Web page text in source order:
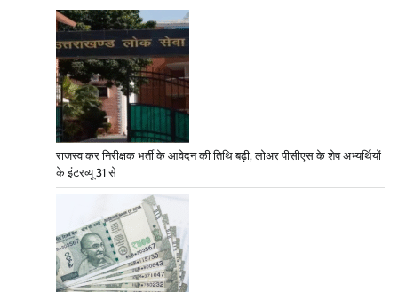
राजस्व कर निरीक्षक भर्ती के आवेदन की तिथि बढ़ी, लोअर पीसीएस के शेष अभ्यर्थियों
के इंटरव्यू 31 से